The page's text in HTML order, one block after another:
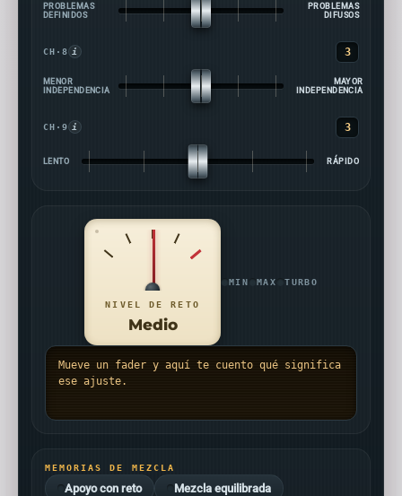
PROBLEMAS
DIFUSOS
PROBLEMAS
DEFINIDOS
CH·8 i
MAYOR
INDEPENDENCIA
MENOR
INDEPENDENCIA
3
CH·9 i
RÁPIDO
LENTO
3
NIVEL DE RETO
Medio
MIN MAX TURBO
Mueve un fader y aquí te cuento qué significa
ese ajuste.
MEMORIAS DE MEZCLA
Apoyo con reto Mezcla equilibrada